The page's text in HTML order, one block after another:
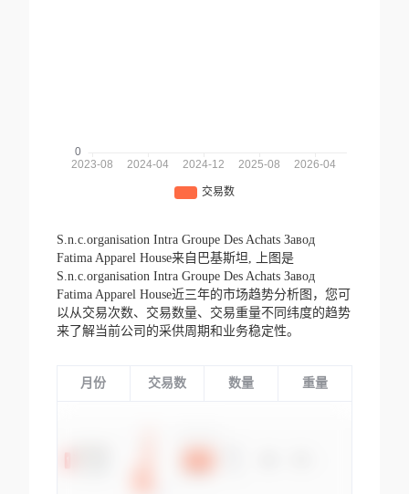
S.n.c.organisation Intra Groupe Des Achats Завод
Fatima Apparel House来自巴基斯坦,
上图是
S.n.c.organisation Intra Groupe Des Achats Завод
Fatima Apparel House近三年的市场趋势分析图，您可
以从交易次数、交易数量、交易重量不同纬度的趋势
来了解当前公司的采供周期和业务稳定性。
月份 交易数 数量 重量